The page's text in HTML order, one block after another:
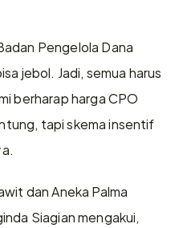
Pengelola Dana
jebol. Jadi, semua harus
berharap harga CPO
tapi skema insentif
dan Aneka Palma
Siagian mengakui,